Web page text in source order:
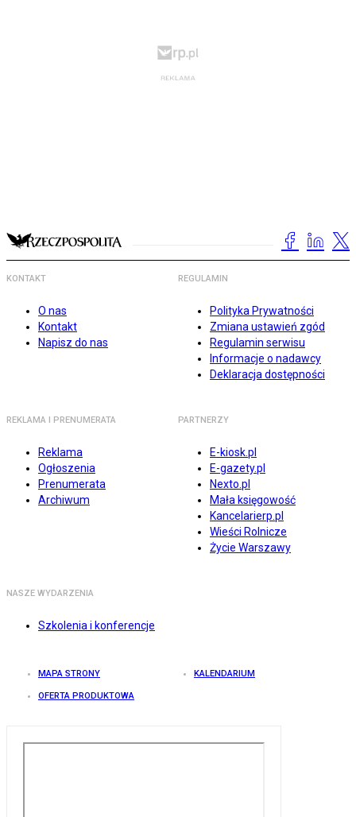
KONTAKT
O nas
Kontakt
Napisz do nas
REGULAMIN
Polityka Prywatności
Zmiana ustawień zgód
Regulamin serwisu
Informacje o nadawcy
Deklaracja dostępności
REKLAMA I PRENUMERATA
Reklama
Ogłoszenia
Prenumerata
Archiwum
PARTNERZY
E-kiosk.pl
E-gazety.pl
Nexto.pl
Mała księgowość
Kancelarierp.pl
Wieści Rolnicze
Życie Warszawy
NASZE WYDARZENIA
Szkolenia i konferencje
MAPA STRONY KALENDARIUM
OFERTA PRODUKTOWA